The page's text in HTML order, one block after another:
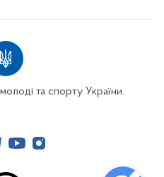
та спорту України.